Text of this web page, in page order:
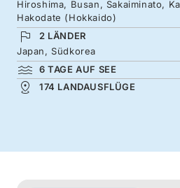
offenbart Japan weit mehr,
vorgestellt haben. Von
Sehenswürdigkeiten und
Städten reisen Sie weiter in
weißen Sandstränden und
alle in Hokkaidos
Hiroshima, Busan, Sakaiminato,
Hakodate (Hokkaido)
2 LÄNDER
Japan, Südkorea
6 TAGE AUF SEE
174 LANDAUSFLÜGE